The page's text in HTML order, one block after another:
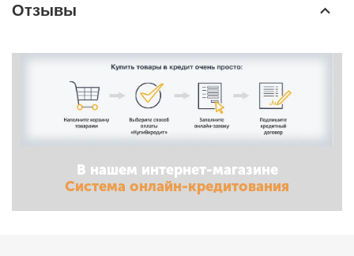
Отзывы
В нашем интернет-магазине
Система онлайн-кредитования